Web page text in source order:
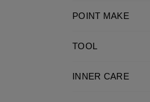
POINT MAKE
TOOL
INNER CARE